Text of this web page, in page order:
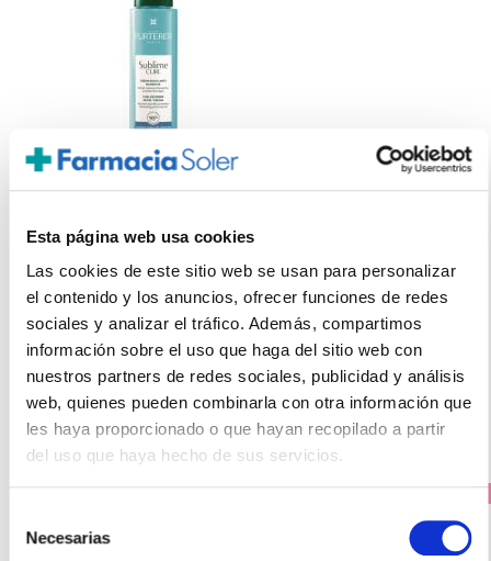
Esta página web usa cookies
Las cookies de este sitio web se usan para personalizar
el contenido y los anuncios, ofrecer funciones de redes
sociales y analizar el tráfico. Además, compartimos
información sobre el uso que haga del sitio web con
nuestros partners de redes sociales, publicidad y análisis
web, quienes pueden combinarla con otra información que
les haya proporcionado o que hayan recopilado a partir
del uso que haya hecho de sus servicios.
Necesarias
SUBLIME CURL CUIDADO NUTRI-ACTIVADOR DE RIZOS
(100ml)
24.60€
20,45€
- + Añadir